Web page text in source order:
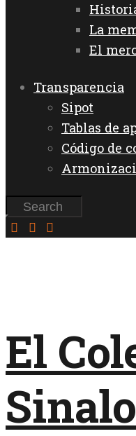
La
El
Transparencia
Sipot
Tablas de
Código de
El